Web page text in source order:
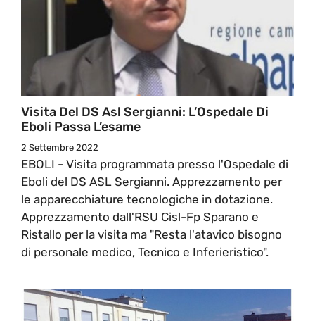
Visita Del DS Asl Sergianni: L’Ospedale Di
Eboli Passa L’esame
2 Settembre 2022
EBOLI - Visita programmata presso l'Ospedale di
Eboli del DS ASL Sergianni. Apprezzamento per
le apparecchiature tecnologiche in dotazione.
Apprezzamento dall'RSU Cisl-Fp Sparano e
Ristallo per la visita ma "Resta l'atavico bisogno
di personale medico, Tecnico e Inferieristico".